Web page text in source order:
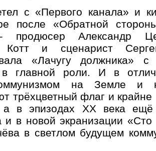
с «Первого канала» и
после «Обратной
продюсер Александр
Котт и сценарист
«Лачугу должника»
в главной роли. И в
на Земле и
трёхцветный флаг и
а в эпизодах ХХ века ещё
и в новой экранизации
в светлом будущем